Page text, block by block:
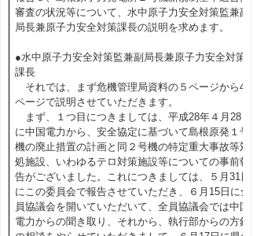
審査の状況等について、水中原子力安全対策監兼副
局長兼原子力安全対策課長の説明を求めます。
●水中原子力安全対策監兼副局長兼原子力安全対策
課長
それでは、まず危機管理局資料の５ページから44
ページで説明させていただきます。
まず、１つ目につきましては、平成28年４月28日
に中国電力から、安全協定に基づいて島根原発１号
機の廃止措置の計画と同２号機の特定重大事故等対
処施設、いわゆるテロ対策施設等についての事前報
告がございました。これにつきましては、５月31日
にこの委員会で報告させていただき、６月15日に全
員協議会を開いていただいて、全員協議会では中国
電力からの聞き取り、それから、執行部からの方針